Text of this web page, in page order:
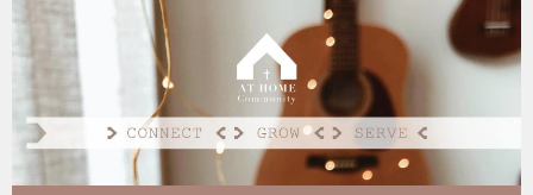
Spring
inhoud
AT HOME COMMUNITY
CONNECT GROW SERVE